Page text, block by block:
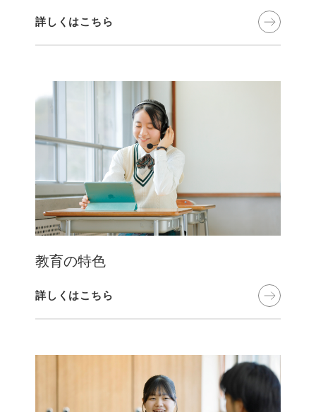
詳しくはこちら
教育の特色
詳しくはこちら